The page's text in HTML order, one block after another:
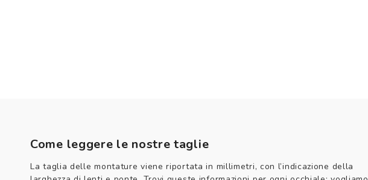
Come leggere le nostre taglie
La taglia delle montature viene riportata in millimetri, con l’indicazione della